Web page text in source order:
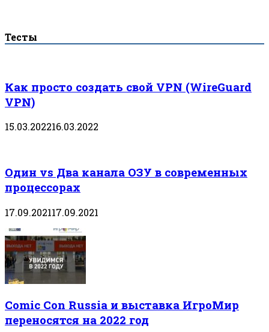
Тесты
Как просто создать свой VPN (WireGuard
VPN)
15.03.202216.03.2022
Один vs Два канала ОЗУ в современных
процессорах
17.09.202117.09.2021
Comic Con Russia и выставка ИгроМир
переносятся на 2022 год